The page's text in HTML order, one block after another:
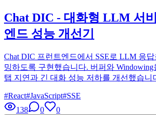
Chat DIC - 대화형 LLM 서
엔드 성능 개선기
Chat DIC 프런트엔드에서 SSE로 LLM 응
밍하도록 구현했습니다. 버퍼와
탭 지연과 긴 대화 성능 저하를 개선했습니
#React#JavaScript#SSE
138
0 0